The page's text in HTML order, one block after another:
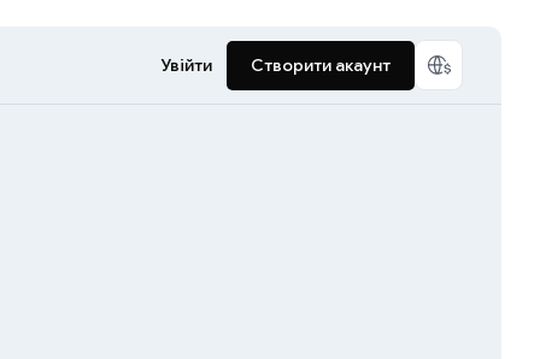
Увійти Створити акаунт